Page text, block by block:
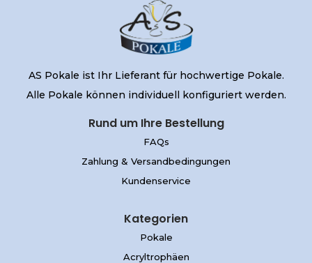
AS Pokale ist Ihr Lieferant für hochwertige Pokale.
Alle Pokale können individuell konfiguriert werden.
Rund um Ihre Bestellung
FAQs
Zahlung & Versandbedingungen
Kundenservice
Kategorien
Pokale
Acryltrophäen